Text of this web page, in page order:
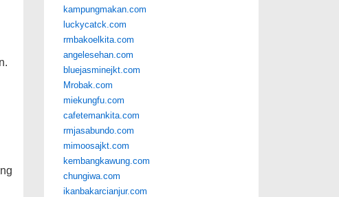
kampungmakan.com
luckycatck.com
rmbakoelkita.com
angelesehan.com
bluejasminejkt.com
Mrobak.com
miekungfu.com
cafetemankita.com
rmjasabundo.com
mimoosajkt.com
kembangkawung.com
chungiwa.com
ikanbakarcianjur.com